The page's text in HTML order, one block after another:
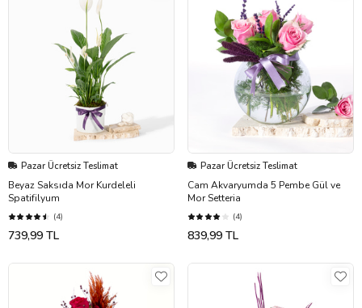
Pazar Ücretsiz Teslimat
Beyaz Saksıda Mor Kurdeleli
Spatifilyum
(4)
739,99 TL
Pazar Ücretsiz Teslimat
Cam Akvaryumda 5 Pembe Gül ve
Mor Setteria
(4)
839,99 TL